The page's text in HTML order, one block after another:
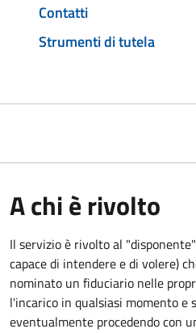
Contatti
Strumenti di tutela
A chi è rivolto
Il servizio è rivolto al
capace di intendere e di volere)
nominato un fiduciario nelle
l'incarico in qualsiasi momento e
eventualmente procedendo con